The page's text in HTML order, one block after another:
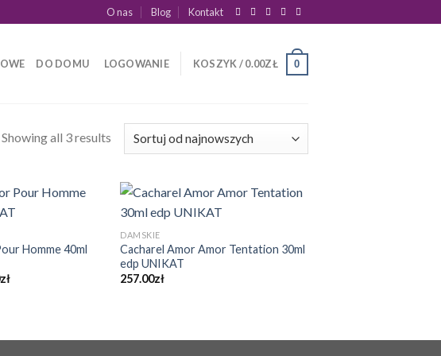
O nas Blog Kontakt
DO DOMU LOGOWANIE KOSZYK /0.00ZŁ 0
Showing all 3 results
Homme 40ml
złAktualna
DAMSKIE
Cacharel Amor Amor Tentation 30ml
edp UNIKAT
257.00zł